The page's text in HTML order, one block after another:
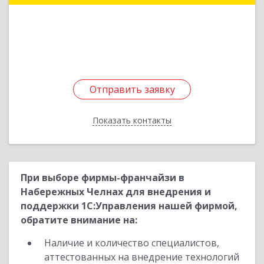
Отправить заявку
Показать контакты
Отправить заявку
Назад
При выборе фирмы-франчайзи в
Набережных Челнах для внедрения и
поддержки 1С:Управления нашей фирмой,
обратите внимание на:
Наличие и количество специалистов,
аттестованных на внедрение технологий